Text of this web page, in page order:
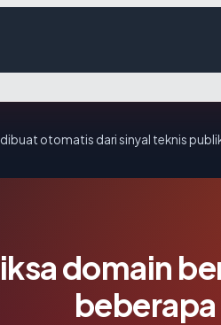
otomatis dari sinyal teknis
domain